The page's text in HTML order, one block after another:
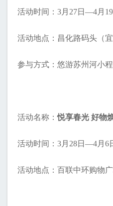
活动时间：3月27日—4月19
活动地点：昌化路码头（宜
参与方式：悠游苏州河小
活动名称：悦享春光 好物
活动时间：3月28日—4月6
活动地点：百联中环购物广